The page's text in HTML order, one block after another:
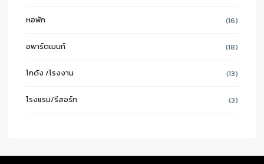
หอพัก (16)
อพาร์ตเมนท์ (18)
โกดัง /โรงงาน (13)
โรงแรม/รีสอร์ท (3)